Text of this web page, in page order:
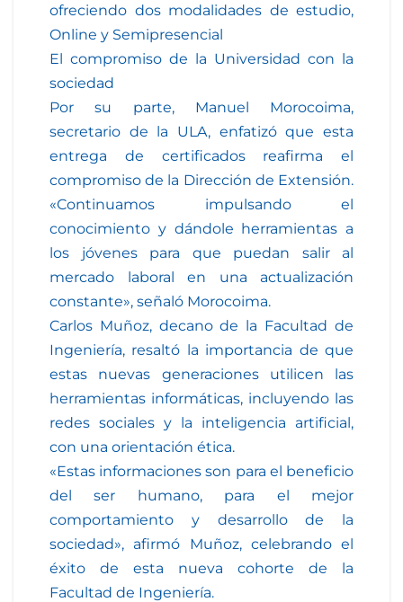
ofreciendo dos modalidades de estudio,
Online y Semipresencial
El compromiso de la Universidad con la
sociedad
Por su parte, Manuel Morocoima,
secretario de la ULA, enfatizó que esta
entrega de certificados reafirma el
compromiso de la Dirección de Extensión.
«Continuamos impulsando el
conocimiento y dándole herramientas a
los jóvenes para que puedan salir al
mercado laboral en una actualización
constante», señaló Morocoima.
Carlos Muñoz, decano de la Facultad de
Ingeniería, resaltó la importancia de que
estas nuevas generaciones utilicen las
herramientas informáticas, incluyendo las
redes sociales y la inteligencia artificial,
con una orientación ética.
«Estas informaciones son para el beneficio
del ser humano, para el mejor
comportamiento y desarrollo de la
sociedad», afirmó Muñoz, celebrando el
éxito de esta nueva cohorte de la
Facultad de Ingeniería.